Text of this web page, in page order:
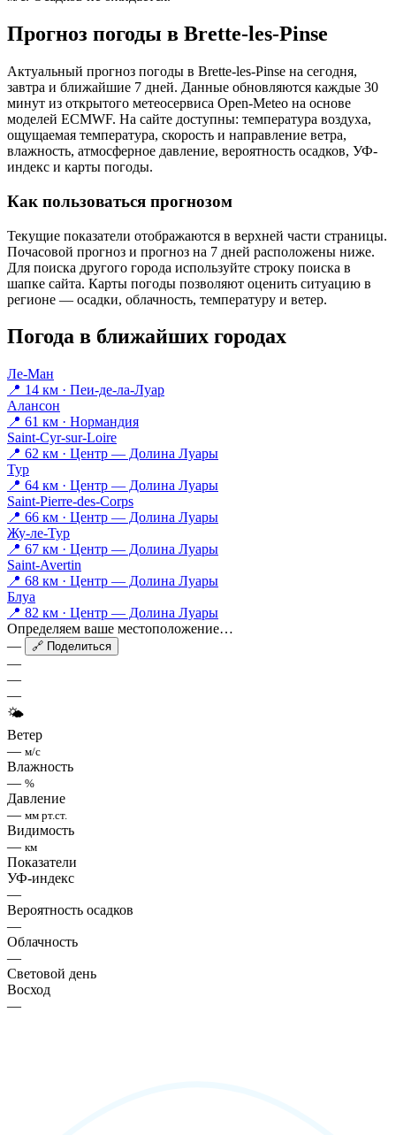
Прогноз погоды в Brette-les-Pinsе
Актуальный прогноз погоды в Brette-les-Pinsе на сегодня,
завтра и ближайшие 7 дней. Данные обновляются каждые 30
минут из открытого метеосервиса Open-Meteo на основе
моделей ECMWF. На сайте доступны: температура воздуха,
ощущаемая температура, скорость и направление ветра,
влажность, атмосферное давление, вероятность осадков, УФ-
индекс и карты погоды.
Как пользоваться прогнозом
Текущие показатели отображаются в верхней части страницы.
Почасовой прогноз и прогноз на 7 дней расположены ниже.
Для поиска другого города используйте строку поиска в
шапке сайта. Карты погоды позволяют оценить ситуацию в
регионе — осадки, облачность, температуру и ветер.
Погода в ближайших городах
Ле-Ман
📍 14 км · Пеи-де-ла-Луар
Алансон
📍 61 км · Нормандия
Saint-Cyr-sur-Loire
📍 62 км · Центр — Долина Луары
Тур
📍 64 км · Центр — Долина Луары
Saint-Pierre-des-Corps
📍 66 км · Центр — Долина Луары
Жу-ле-Тур
📍 67 км · Центр — Долина Луары
Saint-Avertin
📍 68 км · Центр — Долина Луары
Блуа
📍 82 км · Центр — Долина Луары
Определяем ваше местоположение…
—
🔗 Поделиться
—
—
—
🌤
Ветер
— м/с
Влажность
— %
Давление
— мм рт.ст.
Видимость
— км
Показатели
УФ-индекс
—
Вероятность осадков
—
Облачность
—
Световой день
Восход
—